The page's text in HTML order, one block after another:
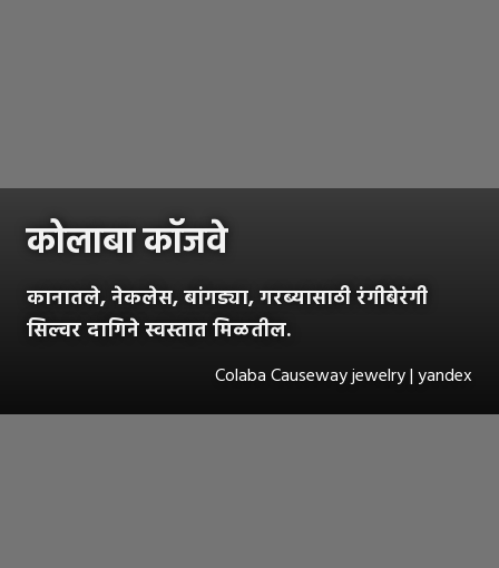
कोलाबा कॉजवे
कानातले, नेकलेस, बांगड्या, गरब्यासाठी रंगीबेरंगी
सिल्वर दागिने स्वस्तात मिळतील.
Colaba Causeway jewelry | yandex